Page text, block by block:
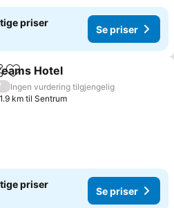
priser
Se priser
Legg til i favoritter
Hotel
Ingen vurdering tilgjengelig
1.9 km til Sentrum
priser
Se priser